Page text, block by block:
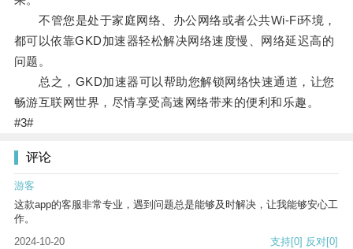
不管您是处于家庭网络、办公网络或者公共Wi-Fi环境，
都可以依靠GKD加速器轻松解决网络速度慢、网络延迟高的
问题。
总之，GKD加速器可以帮助您解锁网络快速通道，让您
畅游互联网世界，尽情享受高速网络带来的便利和乐趣。
#3#
评论
游客
这款app的客服非常专业，遇到问题总是能够及时解决，让我能够安心工
作。
2024-10-20
支持[0] 反对[0]